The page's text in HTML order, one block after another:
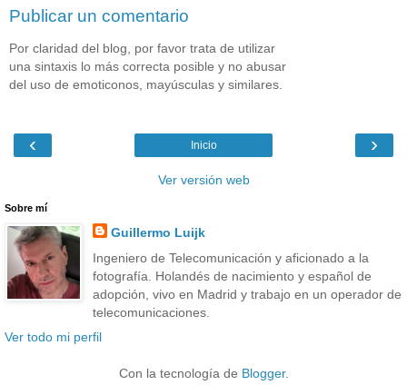
Publicar un comentario
Por claridad del blog, por favor trata de utilizar
una sintaxis lo más correcta posible y no abusar
del uso de emoticonos, mayúsculas y similares.
‹ ›
Inicio
Ver versión web
Sobre mí
Guillermo Luijk
Ingeniero de Telecomunicación y aficionado a la
fotografía. Holandés de nacimiento y español de
adopción, vivo en Madrid y trabajo en un operador de
telecomunicaciones.
Ver todo mi perfil
Con la tecnología de Blogger.